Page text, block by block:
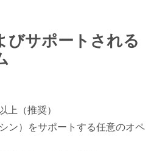
びサポートされる
上（推奨）
ン）をサポートする任意のオペ